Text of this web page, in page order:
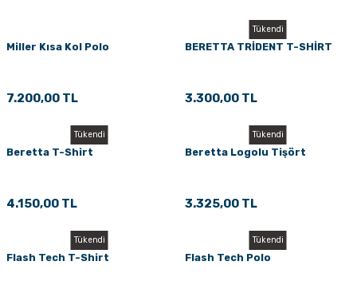
Miller Kısa Kol Polo
7.200,00 TL
Tükendi
BERETTA TRİDENT T-SHİRT
3.300,00 TL
Tükendi
Beretta T-Shirt
4.150,00 TL
Tükendi
Beretta Logolu Tişört
3.325,00 TL
Tükendi
Flash Tech T-Shirt
Tükendi
Flash Tech Polo